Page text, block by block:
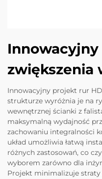
zwiększenia
Innowacyjny projekt rur
strukturze wyróżnia je na
wewnętrznej ścianki z
maksymalną wydajność
zachowaniu integralności
układ umożliwia łatwą
różnych zastosowań, co
wyborem zarówno dla
Projekt minimalizuje